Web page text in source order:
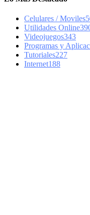
Celulares / Moviles
Utilidades Online
Videojuegos343
Programas y
Tutoriales227
Internet188